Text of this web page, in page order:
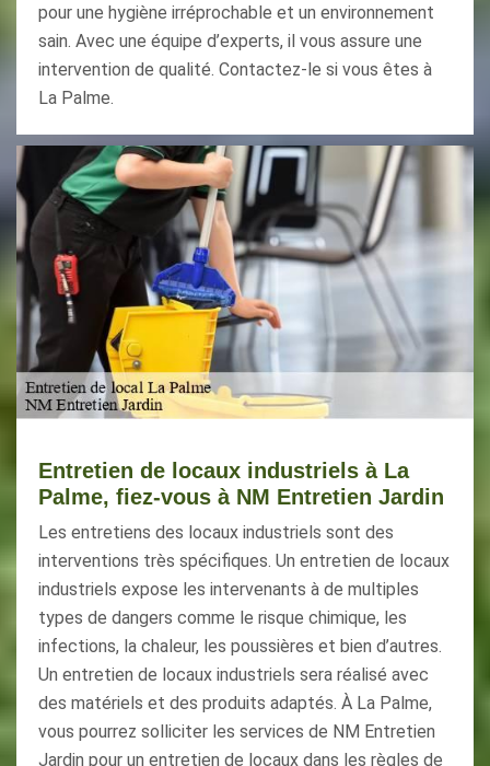
pour une hygiène irréprochable et un environnement
sain. Avec une équipe d’experts, il vous assure une
intervention de qualité. Contactez-le si vous êtes à
La Palme.
Entretien de locaux industriels à La
Palme, fiez-vous à NM Entretien Jardin
Les entretiens des locaux industriels sont des
interventions très spécifiques. Un entretien de locaux
industriels expose les intervenants à de multiples
types de dangers comme le risque chimique, les
infections, la chaleur, les poussières et bien d’autres.
Un entretien de locaux industriels sera réalisé avec
des matériels et des produits adaptés. À La Palme,
vous pourrez solliciter les services de NM Entretien
Jardin pour un entretien de locaux dans les règles de